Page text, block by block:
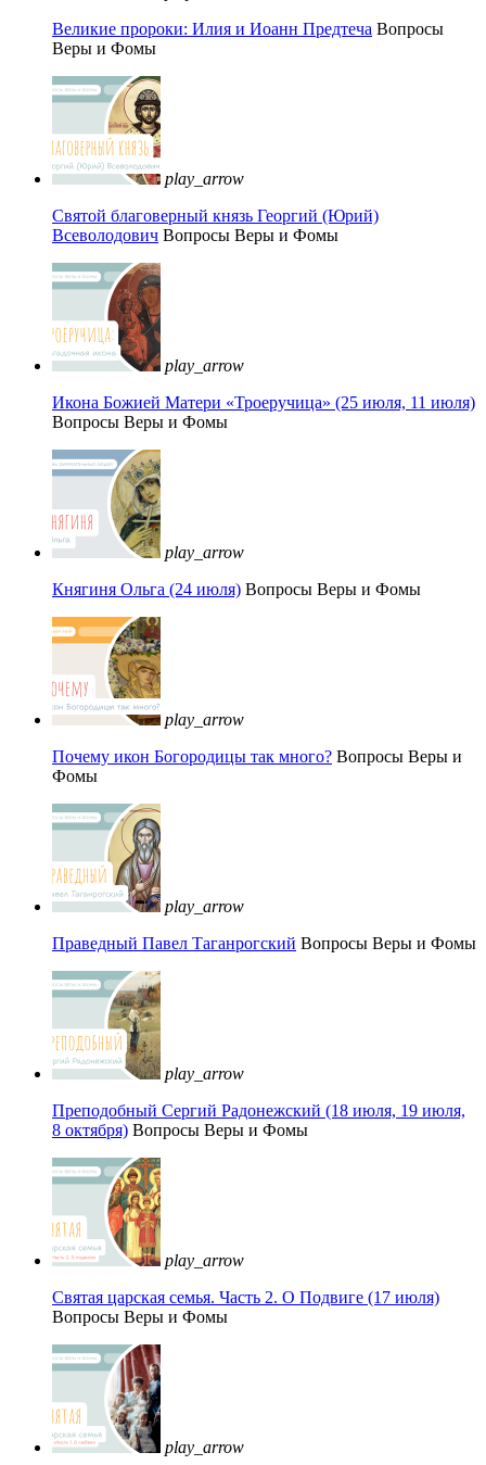
Великие пророки: Илия и Иоанн Предтеча Вопросы
Веры и Фомы
play_arrow
Святой благоверный князь Георгий (Юрий)
Всеволодович Вопросы Веры и Фомы
play_arrow
Икона Божией Матери «Троеручица» (25 июля, 11 июля)
Вопросы Веры и Фомы
play_arrow
Княгиня Ольга (24 июля) Вопросы Веры и Фомы
play_arrow
Почему икон Богородицы так много? Вопросы Веры и
Фомы
play_arrow
Праведный Павел Таганрогский Вопросы Веры и Фомы
play_arrow
Преподобный Сергий Радонежский (18 июля, 19 июля,
8 октября) Вопросы Веры и Фомы
play_arrow
Святая царская семья. Часть 2. О Подвиге (17 июля)
Вопросы Веры и Фомы
play_arrow